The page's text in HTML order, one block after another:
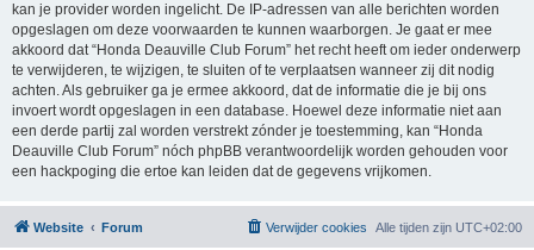
kan je provider worden ingelicht. De IP-adressen van alle berichten worden
opgeslagen om deze voorwaarden te kunnen waarborgen. Je gaat er mee
akkoord dat “Honda Deauville Club Forum” het recht heeft om ieder onderwerp
te verwijderen, te wijzigen, te sluiten of te verplaatsen wanneer zij dit nodig
achten. Als gebruiker ga je ermee akkoord, dat de informatie die je bij ons
invoert wordt opgeslagen in een database. Hoewel deze informatie niet aan
een derde partij zal worden verstrekt zónder je toestemming, kan “Honda
Deauville Club Forum” nóch phpBB verantwoordelijk worden gehouden voor
een hackpoging die ertoe kan leiden dat de gegevens vrijkomen.
Website Forum Alle tijden zijn UTC+02:00
Verwijder cookies